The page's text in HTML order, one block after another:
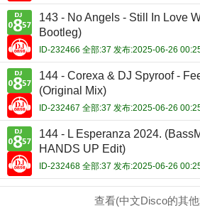
143 - No Angels - Still In Love
Bootleg)
ID-232466 全部:37 发布:2025-06-26
144 - Corexa & DJ Spyroof -
(Original Mix)
ID-232467 全部:37 发布:2025-06-26
144 - L Esperanza 2024.
HANDS UP Edit)
ID-232468 全部:37 发布:2025-06-26
查看(中文Disco的其